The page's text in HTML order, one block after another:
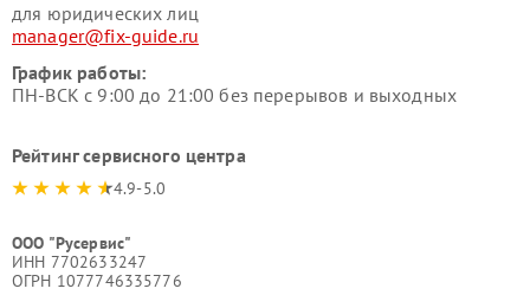
для юридических лиц
manager@fix-guide.ru
График работы:
ПН-ВСК с 9:00 до 21:00 без перерывов и выходных
Рейтинг сервисного центра
4.9-5.0
ООО "Русервис"
ИНН 7702633247
ОГРН 1077746335776